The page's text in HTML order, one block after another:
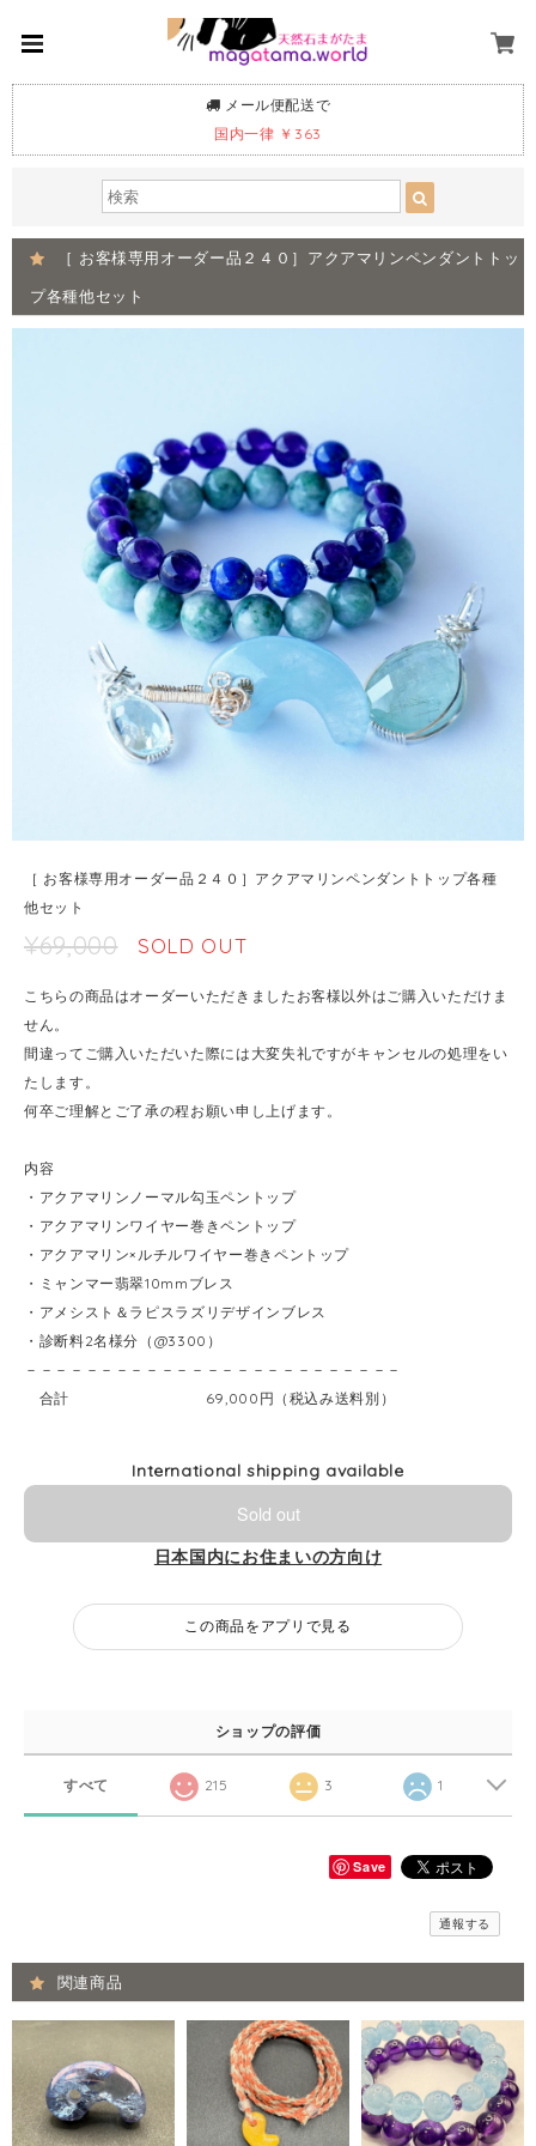
メール便配送で
国内一律 ￥363
［ お客様専用オーダー品２４０］アクアマリンペンダントトッ
プ各種他セット
［ お客様専用オーダー品２４０］アクアマリンペンダントトップ各種
他セット
¥69,000 SOLD OUT
こちらの商品はオーダーいただきましたお客様以外はご購入いただけま
せん。
間違ってご購入いただいた際には大変失礼ですがキャンセルの処理をい
たします。
何卒ご理解とご了承の程お願い申し上げます。
内容
・アクアマリンノーマル勾玉ペントップ
・アクアマリンワイヤー巻きペントップ
・アクアマリン×ルチルワイヤー巻きペントップ
・ミャンマー翡翠10mmブレス
・アメシスト＆ラピスラズリデザインブレス
・診断料2名様分（@3300）
－－－－－－－－－－－－－－－－－－－－－－－－－
合計 69,000円（税込み送料別）
International shipping available
Sold out
日本国内にお住まいの方向け
この商品をアプリで見る
ショップの評価
すべて 215 3 1
Save
通報する
関連商品